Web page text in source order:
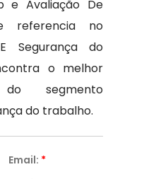
e Avaliação De
referencia no
Segurança do
o melhor
do segmento
do trabalho.
Email: *